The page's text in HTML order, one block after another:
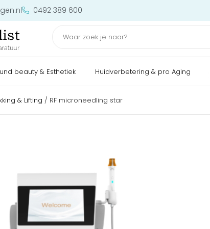
0492 389 600
beauty & Esthetiek Huidverbetering & pro Aging
& Lifting / RF microneedling star